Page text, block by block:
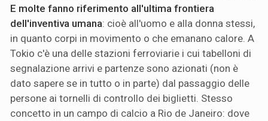
E molte fanno riferimento all'ultima frontiera
dell'inventiva umana: cioè all'uomo e alla donna stessi,
in quanto corpi in movimento o che emanano calore. A
Tokio c'è una delle stazioni ferroviarie i cui tabelloni di
segnalazione arrivi e partenze sono azionati (non è
dato sapere se in tutto o in parte) dal passaggio delle
persone ai tornelli di controllo dei biglietti. Stesso
concetto in un campo di calcio a Rio de Janeiro: dove